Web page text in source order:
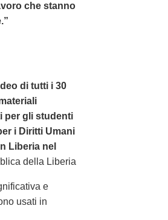
che stanno
di tutti i 30
per gli studenti
i Diritti Umani
Liberia nel
della Liberia
e
usati in